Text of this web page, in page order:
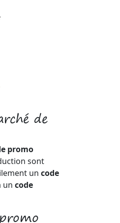
de
promo
sont
un code
un code